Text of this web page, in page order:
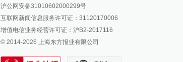
澎湃新闻抖音号
派生万物开放平台
IP SHANGHAI
SIXTH TONE
沪公网安备31010602000299号
互联网新闻信息服务许可证：31120170006
增值电信业务经营许可证：沪B2-2017116
© 2014-2026 上海东方报业有限公司